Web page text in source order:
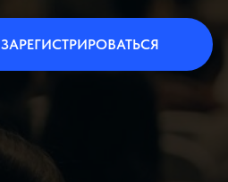
ЗАРЕГИСТРИРОВАТЬСЯ